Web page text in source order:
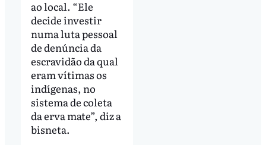
ao local. “Ele
decide investir
numa luta pessoal
de denúncia da
escravidão da qual
eram vítimas os
indígenas, no
sistema de coleta
da erva mate”, diz a
bisneta.